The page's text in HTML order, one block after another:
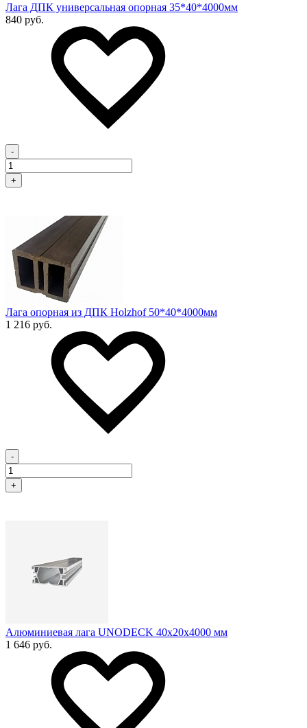
Лага ДПК универсальная опорная 35*40*4000мм
840 руб.
-
+
Лага опорная из ДПК Holzhof 50*40*4000мм
1 216 руб.
-
+
Алюминиевая лага UNODECK 40х20x4000 мм
1 646 руб.